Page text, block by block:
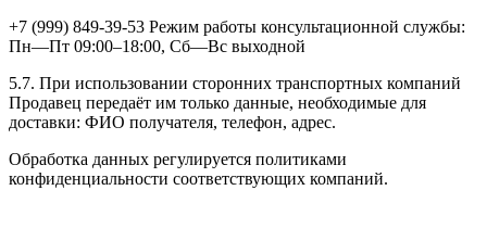
+7 (999) 849-39-53 Режим работы консультационной службы:
Пн—Пт 09:00–18:00, Сб—Вс выходной
5.7. При использовании сторонних транспортных компаний
Продавец передаёт им только данные, необходимые для
доставки: ФИО получателя, телефон, адрес.
Обработка данных регулируется политиками
конфиденциальности соответствующих компаний.